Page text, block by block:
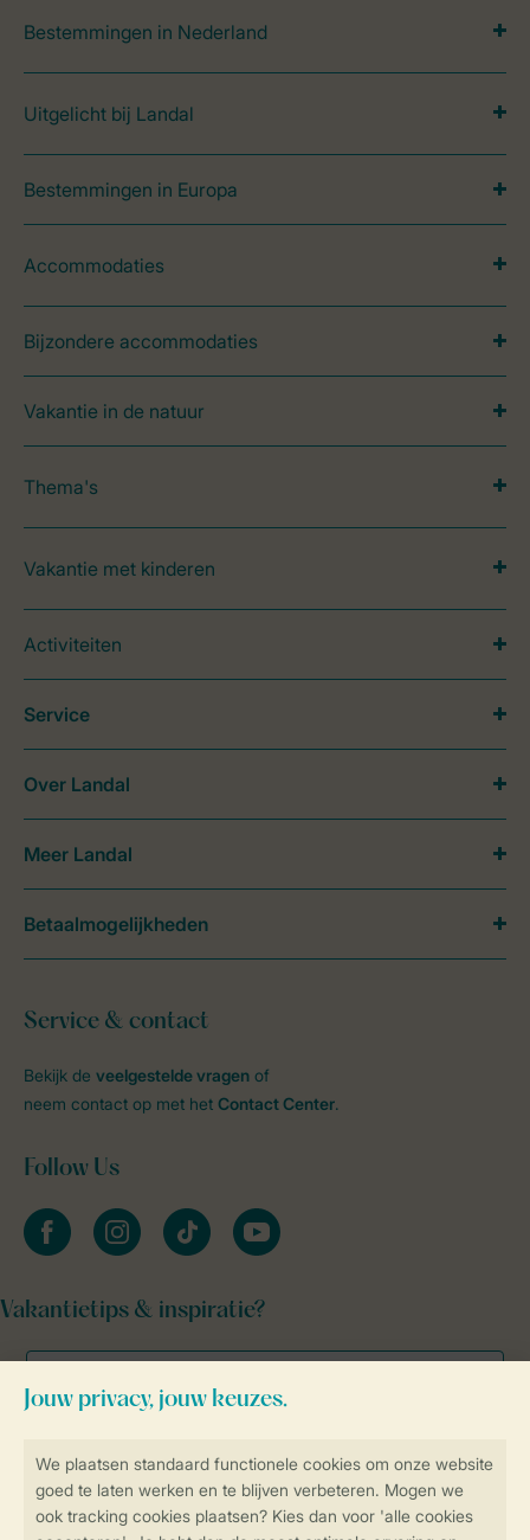
Veilig en snel online boeken
Bestemmingen in Nederland
Uitgelicht bij Landal
Bestemmingen in Europa
Accommodaties
Bijzondere accommodaties
Vakantie in de natuur
Thema's
Vakantie met kinderen
Activiteiten
Service & contact
Bekijk de veelgestelde vragen of
neem contact op met het Contact Center.
Follow Us
facebookinstagramtiktok youtube
Vakantietips & inspiratie?
Service
Over Landal
Meer Landal
Betaalmogelijkheden